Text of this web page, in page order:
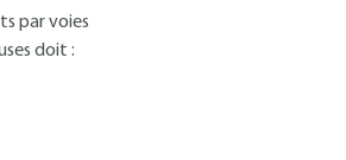
par voies
doit :